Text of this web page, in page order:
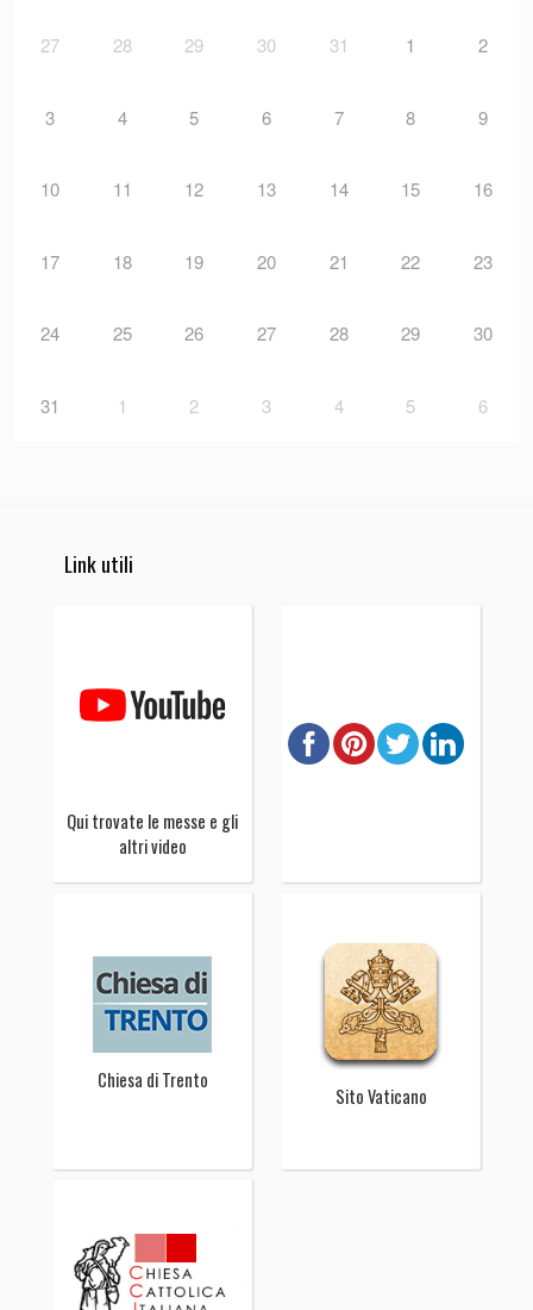
27 28 29 30 31 1 2
3 4 5 6 7 8 9
10 11 12 13 14 15 16
17 18 19 20 21 22 23
24 25 26 27 28 29 30
31 1 2 3 4 5 6
Link utili
Qui trovate le messe e gli
altri video
Chiesa di Trento
Sito Vaticano